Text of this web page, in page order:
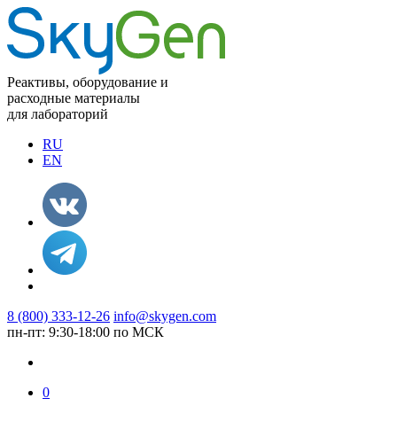
Реактивы, оборудование и
расходные материалы
для лабораторий
RU
EN
8 (800) 333-12-26 info@skygen.com
пн-пт: 9:30-18:00 по МСК
0